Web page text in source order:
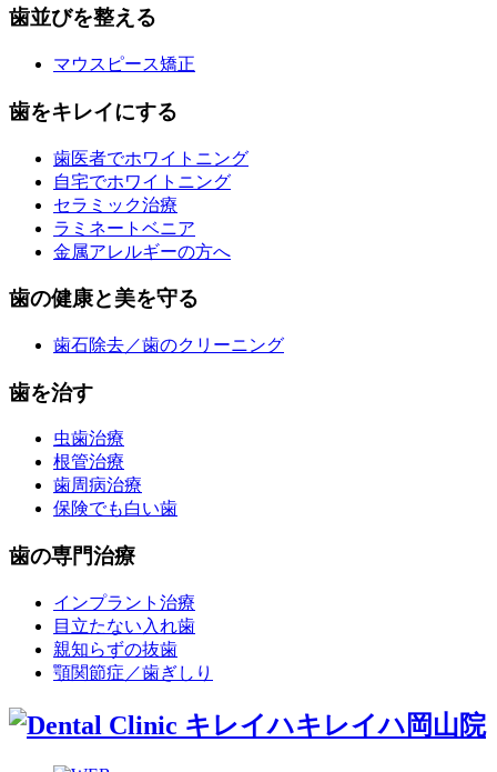
歯並びを整える
マウスピース矯正
歯をキレイにする
歯医者でホワイトニング
自宅でホワイトニング
セラミック治療
ラミネートベニア
金属アレルギーの方へ
歯の健康と美を守る
歯石除去／歯のクリーニング
歯を治す
虫歯治療
根管治療
歯周病治療
保険でも白い歯
歯の専門治療
インプラント治療
目立たない入れ歯
親知らずの抜歯
顎関節症／歯ぎしり
キレイハ岡山院